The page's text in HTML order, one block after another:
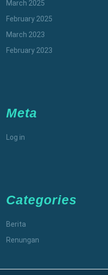
March 2025
February 2025
March 2023
February 2023
Meta
Log in
Categories
Berita
Renungan